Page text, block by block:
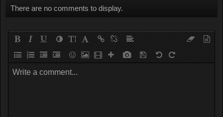
There are no comments to display.
Write a comment...